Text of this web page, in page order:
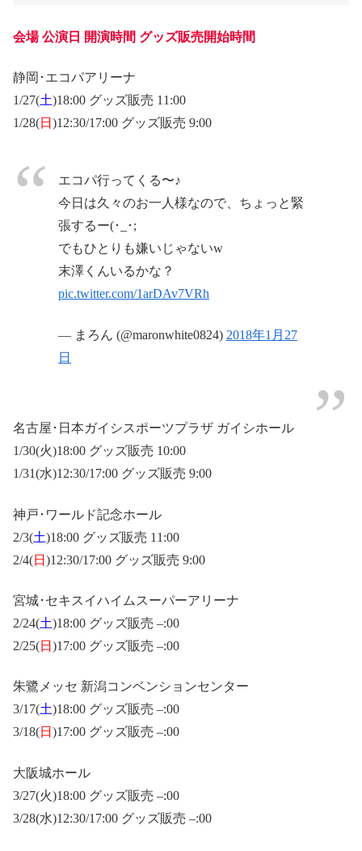
会場 公演日 開演時間 グッズ販売開始時間
静岡･エコパアリーナ
1/27(土)18:00 グッズ販売 11:00
1/28(日 )12:30/17:00 グッズ販売 9:00
エコパ行ってくる〜♪
今日は久々のお一人様なので、ちょっと緊
張するー(･_･;
でもひとりも嫌いじゃないw
末澤くんいるかな？
pic.twitter.com/1arDAv7VRh
— まろん (@maronwhite0824) 2018年1月27
日
名古屋･日本ガイシスポーツプラザ ガイシホール
1/30(火)18:00 グッズ販売 10:00
1/31(水)12:30/17:00 グッズ販売 9:00
神戸･ワールド記念ホール
2/3(土)18:00 グッズ販売 11:00
2/4(日 )12:30/17:00 グッズ販売 9:00
宮城･セキスイハイムスーパーアリーナ
2/24(土)18:00 グッズ販売 –:00
2/25(日 )17:00 グッズ販売 –:00
朱鷺メッセ 新潟コンベンションセンター
3/17(土)18:00 グッズ販売 –:00
3/18(日 )17:00 グッズ販売 –:00
大阪城ホール
3/27(火)18:00 グッズ販売 –:00
3/28(水)12:30/17:00 グッズ販売 –:00